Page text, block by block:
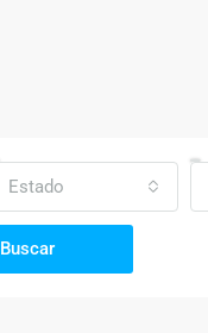
Estado
Buscar